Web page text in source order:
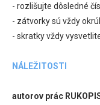
- rozlišujte dôsledné
- zátvorky sú vždy
- skratky vždy
NÁLEŽITOSTI
autorov prác